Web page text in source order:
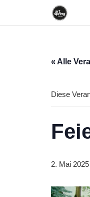
« Alle
Diese
2. Mai